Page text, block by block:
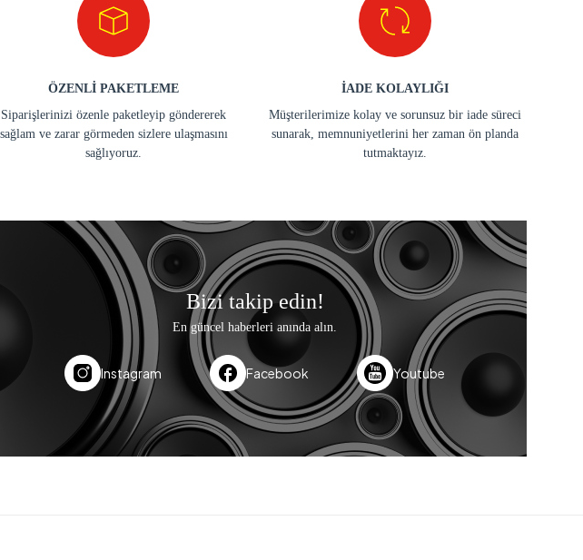
ÖZENLİ PAKETLEME
Siparişlerinizi özenle paketleyip göndererek
sağlam ve zarar görmeden sizlere ulaşmasını
sağlıyoruz.
İADE KOLAYLIĞI
Müşterilerimize kolay ve sorunsuz bir iade süreci
sunarak, memnuniyetlerini her zaman ön planda
tutmaktayız.
Bizi takip edin!
En güncel haberleri anında alın.
Instagram Facebook Youtube